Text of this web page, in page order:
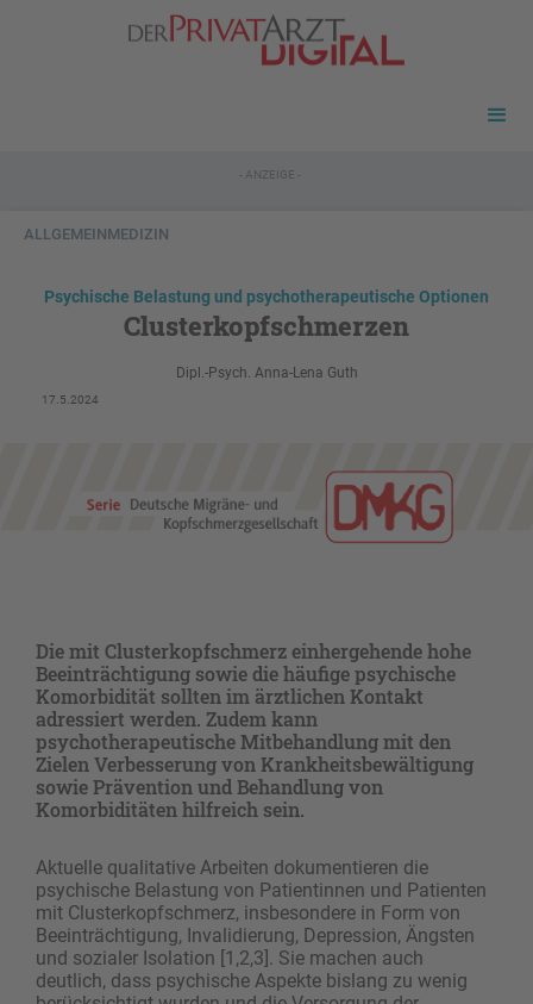
- ANZEIGE -
ALLGEMEINMEDIZIN
Psychische Belastung und psychotherapeutische Optionen
Clusterkopfschmerzen
Dipl.-Psych. Anna-Lena Guth
17.5.2024
Die mit Clusterkopfschmerz einhergehende hohe
Beeinträchtigung sowie die häufige psychische
Komorbidität sollten im ärztlichen Kontakt
adressiert werden. Zudem kann
psychotherapeutische Mitbehandlung mit den
Zielen Verbesserung von Krankheitsbewältigung
sowie Prävention und Behandlung von
Komorbiditäten hilfreich sein.
Aktuelle qualitative Arbeiten dokumentieren die
psychische Belastung von Patientinnen und Patienten
mit Clusterkopfschmerz, insbesondere in Form von
Beeinträchtigung, Invalidierung, Depression, Ängsten
und sozialer Isolation [1,2,3]. Sie machen auch
deutlich, dass psychische Aspekte bislang zu wenig